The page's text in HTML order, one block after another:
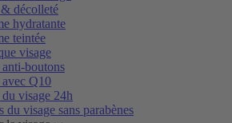
décolleté
hydratante
teintée
visage
anti-boutons
avec Q10
visage 24h
du visage sans parabènes